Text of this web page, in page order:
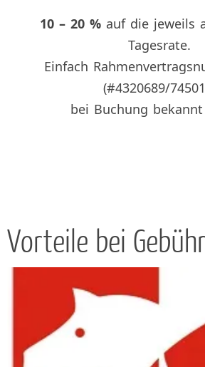
10 – 20 %auf die jeweils
Tagesrate.
Einfach
(#4320689/
bei Buchung
Vorteile bei